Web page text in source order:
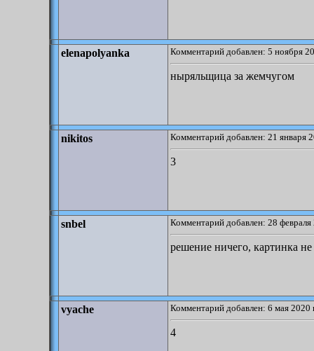
elenapolyanka Комментарий добавлен: 5 ноября
ныряльщица за жемчугом
nikitos Комментарий добавлен: 21 января
3
snbel Комментарий добавлен: 28
решение ничего, картинка не
vyache Комментарий добавлен: 6 мая 2020
4